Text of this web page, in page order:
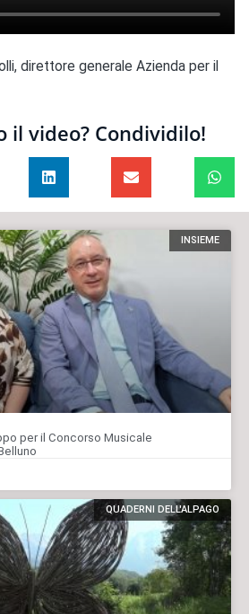
direttore generale Azienda per il
il video? Condividilo!
INSIEME
per il Concorso Musicale
QUADERNI DELL'ALPAGO